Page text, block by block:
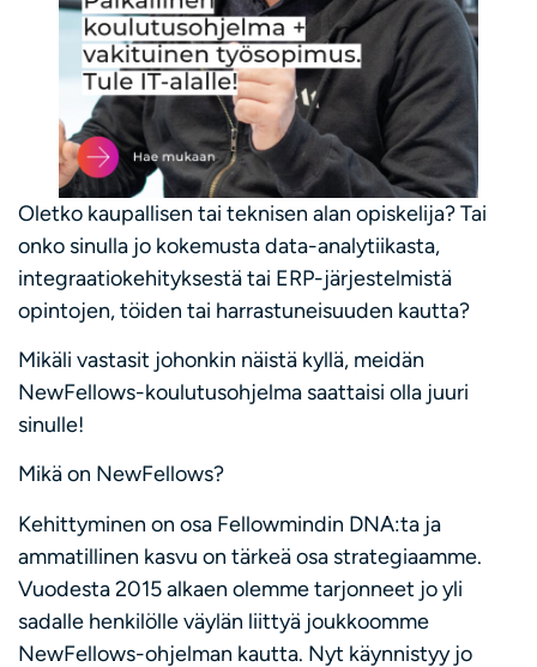
Oletko kaupallisen tai teknisen alan opiskelija? Tai
onko sinulla jo kokemusta data-analytiikasta,
integraatiokehityksestä tai ERP-järjestelmistä
opintojen, töiden tai harrastuneisuuden kautta?
Mikäli vastasit johonkin näistä kyllä, meidän
NewFellows-koulutusohjelma saattaisi olla juuri
sinulle!
Mikä on NewFellows?
Kehittyminen on osa Fellowmindin DNA:ta ja
ammatillinen kasvu on tärkeä osa strategiaamme.
Vuodesta 2015 alkaen olemme tarjonneet jo yli
sadalle henkilölle väylän liittyä joukkoomme
NewFellows-ohjelman kautta. Nyt käynnistyy jo